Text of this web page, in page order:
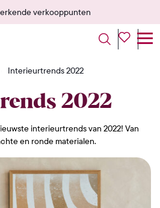
25 jaar garantie
Interieurtrends 2022
2022
interieurtrends van 2022! Van
en ronde materialen.